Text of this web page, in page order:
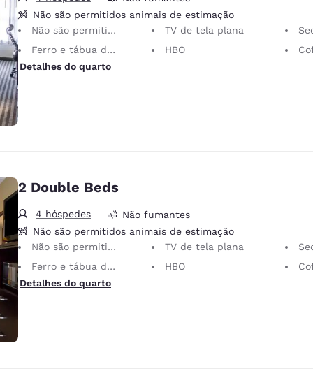
Não são permitidos animais de estimação
Não são permitidos animais de estimação Somente animais de serviço são permitidos, gratuitamente.
TV de tela plana
Ferro e tábua de passar roupa
HBO
Detalhes do quarto
2 Double Beds
4 hóspedes
Não fumantes
Não são permitidos animais de estimação
Não são permitidos animais de estimação Somente animais de serviço são permitidos, gratuitamente.
TV de tela plana
Ferro e tábua de passar roupa
HBO
Detalhes do quarto